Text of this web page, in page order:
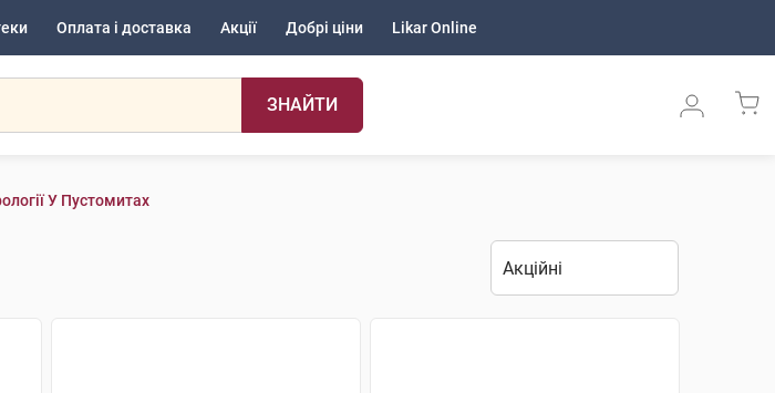
Оплата і доставка Акції Добрі ціни Likar Online
ЗНАЙТИ
У Пустомитах